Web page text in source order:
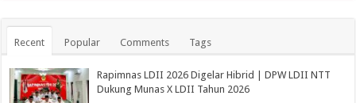
Recent Popular Comments Tags
Rapimnas LDII 2026 Digelar Hibrid | DPW LDII NTT
Dukung Munas X LDII Tahun 2026